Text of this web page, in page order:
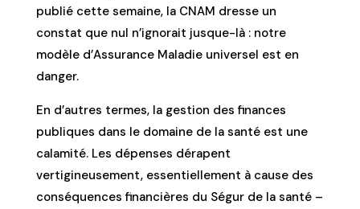
publié cette semaine, la CNAM dresse un
constat que nul n’ignorait jusque-là : notre
modèle d’Assurance Maladie universel est en
danger.
En d’autres termes, la gestion des finances
publiques dans le domaine de la santé est une
calamité. Les dépenses dérapent
vertigineusement, essentiellement à cause des
conséquences financières du Ségur de la santé –